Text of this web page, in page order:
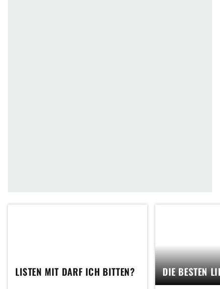
LISTEN MIT DARF ICH BITTEN? DIE BESTEN